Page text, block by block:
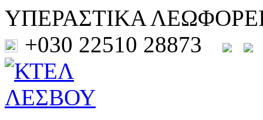
ΥΠΕΡΑΣΤΙΚΑ
+030 22510 28873